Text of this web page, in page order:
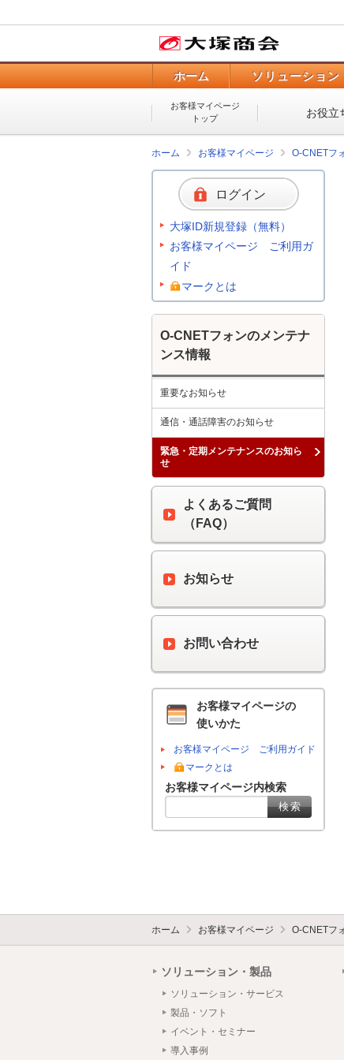
ホーム ソリューション
お客様マイページ
トップ
お役立
ホーム お客様マイページ O-CNETフ
ログイン
大塚ID新規登録（無料）
お客様マイページ ご利用ガ
イド
マークとは
O-CNETフォンのメンテナ
ンス情報
重要なお知らせ
通信・通話障害のお知らせ
緊急・定期メンテナンスのお知ら
せ
よくあるご質問
（FAQ）
お知らせ
お問い合わせ
お客様マイページの
使いかた
お客様マイページ ご利用ガイド
マークとは
お客様マイページ内検索
ホーム お客様マイページ O-CNETフ
ソリューション・製品
ソリューション・サービス
製品・ソフト
イベント・セミナー
導入事例